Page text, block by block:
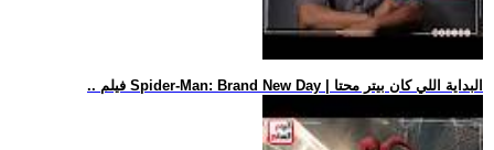
.. فيلم Spider-Man: Brand New Day | البداية اللي كان بيتر محتا